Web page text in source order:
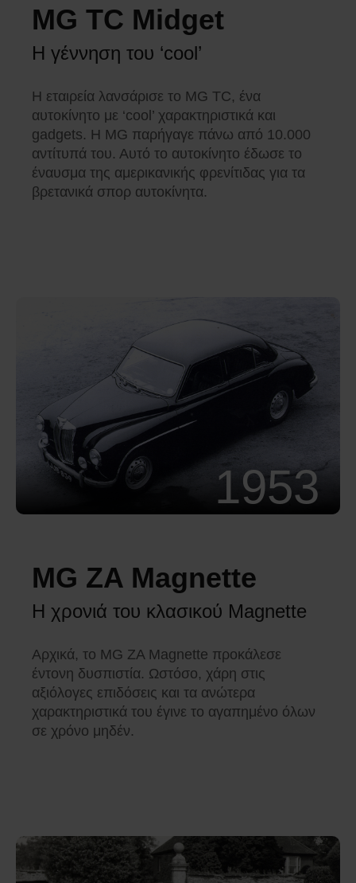
MG TC Midget
Η γέννηση του ‘cool’
Η εταιρεία λανσάρισε το MG TC, ένα
αυτοκίνητο με ‘cool’ χαρακτηριστικά και
gadgets. Η MG παρήγαγε πάνω από 10.000
αντίτυπά του. Αυτό το αυτοκίνητο έδωσε το
έναυσμα της αμερικανικής φρενίτιδας για τα
βρετανικά σπορ αυτοκίνητα.
1953
MG ZA Magnette
Η χρονιά του κλασικού Magnette
Αρχικά, το MG ZA Magnette προκάλεσε
έντονη δυσπιστία. Ωστόσο, χάρη στις
αξιόλογες επιδόσεις και τα ανώτερα
χαρακτηριστικά του έγινε το αγαπημένο όλων
σε χρόνο μηδέν.